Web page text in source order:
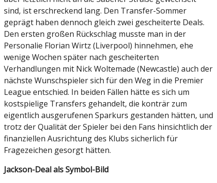
sind, ist erschreckend lang. Den Transfer-Sommer
geprägt haben dennoch gleich zwei gescheiterte Deals.
Den ersten großen Rückschlag musste man in der
Personalie Florian Wirtz (Liverpool) hinnehmen, ehe
wenige Wochen später nach gescheiterten
Verhandlungen mit Nick Woltemade (Newcastle) auch der
nächste Wunschspieler sich für den Weg in die Premier
League entschied. In beiden Fällen hätte es sich um
kostspielige Transfers gehandelt, die konträr zum
eigentlich ausgerufenen Sparkurs gestanden hätten, und
trotz der Qualität der Spieler bei den Fans hinsichtlich der
finanziellen Ausrichtung des Klubs sicherlich für
Fragezeichen gesorgt hätten.
Jackson-Deal als Symbol-Bild